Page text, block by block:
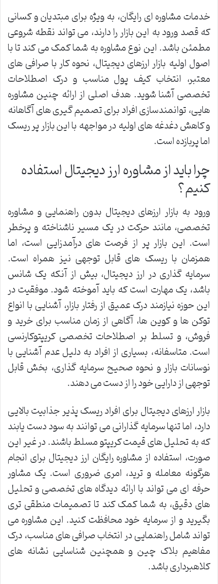
خدمات مشاوره ای رایگان، به ویژه برای مبتدیان و کسانی
که قصد ورود به این بازار را دارند، می تواند نقطه شروعی
مطمئن باشد. این نوع مشاوره به شما کمک می کند تا با
اصول اولیه بازار ارزهای دیجیتال، نحوه کار با صرافی های
معتبر، انتخاب کیف پول مناسب و درک اصطلاحات
تخصصی آشنا شوید. هدف اصلی از ارائه چنین مشاوره
هایی، توانمندسازی افراد برای تصمیم گیری های آگاهانه
و کاهش دغدغه های اولیه در مواجهه با این بازار پر ریسک
اما پربازده است.
چرا باید از مشاوره ارز دیجیتال استفاده
کنیم؟
ورود به بازار ارزهای دیجیتال بدون راهنمایی و مشاوره
تخصصی، مانند حرکت در یک مسیر ناشناخته و پرخطر
است. این بازار پر از فرصت های درآمدزایی است، اما
همزمان با ریسک های قابل توجهی نیز همراه است.
سرمایه گذاری در ارز دیجیتال، بیش از آنکه یک شانس
باشد، یک مهارت است که باید آموخته شود. موفقیت در
این حوزه نیازمند درک عمیق از رفتار بازار، آشنایی با انواع
توکن ها و کوین ها، آگاهی از زمان مناسب برای خرید و
فروش، و تسلط بر اصطلاحات تخصصی کریپتوکارنسی
است. متاسفانه، بسیاری از افراد به دلیل عدم آشنایی با
نوسانات بازار و نحوه صحیح سرمایه گذاری، بخش قابل
توجهی از دارایی خود را از دست می دهند.
بازار ارزهای دیجیتال برای افراد ریسک پذیر جذابیت بالایی
دارد، اما تنها سرمایه گذارانی می توانند به سود دست یابند
که به تحلیل های قیمت کریپتو مسلط باشند. در غیر این
صورت، استفاده از مشاوره رایگان ارز دیجیتال برای انجام
هرگونه معامله و ترید، امری ضروری است. یک مشاور
حرفه ای می تواند با ارائه دیدگاه های تخصصی و تحلیل
های دقیق، به شما کمک کند تا تصمیمات منطقی تری
بگیرید و از سرمایه خود محافظت کنید. این مشاوره می
تواند شامل راهنمایی در انتخاب صرافی های مناسب، درک
مفاهیم بلاک چین و همچنین شناسایی نشانه های
کلاهبرداری باشد.